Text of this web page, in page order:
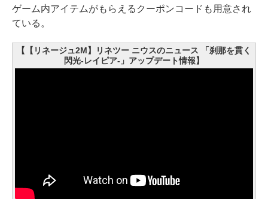
ゲーム内アイテムがもらえるクーポンコードも用意され
ている。
【【リネージュ2M】リネツー ニウスのニュース 「刹那を貫く
閃光-レイピア-」アップデート情報】